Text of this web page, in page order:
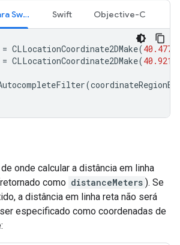
SDK do Places para Swift Swift Objective-C
= CLLocationCoordinate2DMake(
= CLLocationCoordinate2DMake(
(
onde calcular a distância em linha
como distanceMeters ). Se
a distância em linha reta não será
especificado como coordenadas de